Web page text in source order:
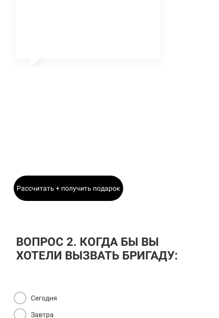
Рассчитать + получить подарок
ВОПРОС 2. КОГДА БЫ ВЫ
ХОТЕЛИ ВЫЗВАТЬ БРИГАДУ:
Сегодня
Завтра